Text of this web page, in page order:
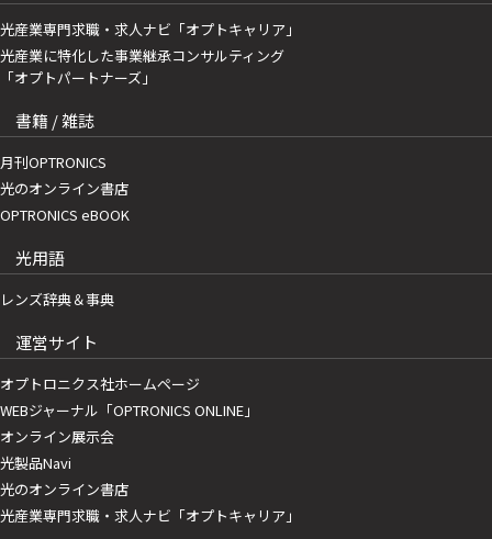
光産業専門求職・求人ナビ「オプトキャリア」
光産業に特化した事業継承コンサルティング
「オプトパートナーズ」
書籍 / 雑誌
月刊OPTRONICS
光のオンライン書店
OPTRONICS eBOOK
光用語
レンズ辞典＆事典
運営サイト
オプトロニクス社ホームページ
WEBジャーナル「OPTRONICS ONLINE」
オンライン展示会
光製品Navi
光のオンライン書店
光産業専門求職・求人ナビ「オプトキャリア」